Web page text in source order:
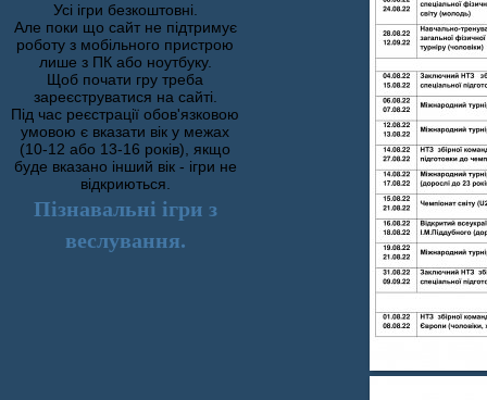
Усі ігри безкоштовні.
Але поки що сайт не підтримує
роботу з мобільного пристрою
лише з ПК або ноутбуку.
Щоб почати гру треба
зареєструватися на сайті.
Під час реєстрації обов'язковою
умовою є вказати вік у межах
(10-12 або 13-16 років), якщо
буде вказано інший вік - ігри не
відкриються.
Пізнавальні ігри з
веслування.